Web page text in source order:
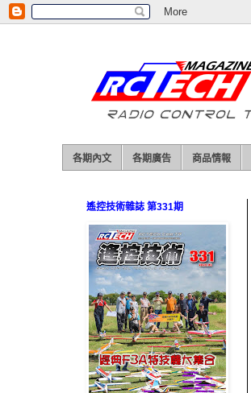
各期內文 各期廣告 商品情報
遙控技術雜誌 第331期